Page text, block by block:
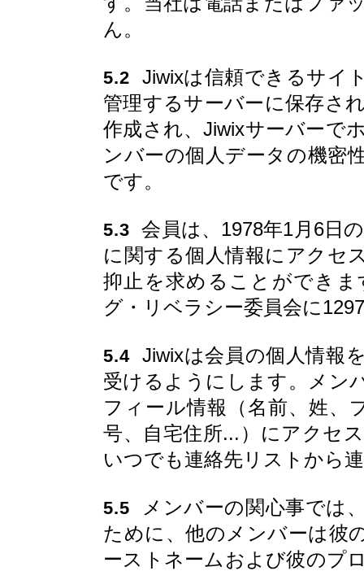
ん。
5.2 Jiwixは信頼できるサイ
管理するサーバーに保存さ
作成され、Jiwixサーバーで
ンバーの個人データの機密
です。
5.3 会員は、1978年1月6日
に関する個人情報にアクセ
抑止を求めることができ
グ・リベラシー委員会に
5.4 Jiwixは会員の個人情報
受けるようにします。メン
フィール情報（名前、姓、
号、自宅住所...）にアクセ
いつでも連絡先リストから
5.5 メンバーの関心事では
ために、他のメンバーは彼
ーストネームおよび彼のプ